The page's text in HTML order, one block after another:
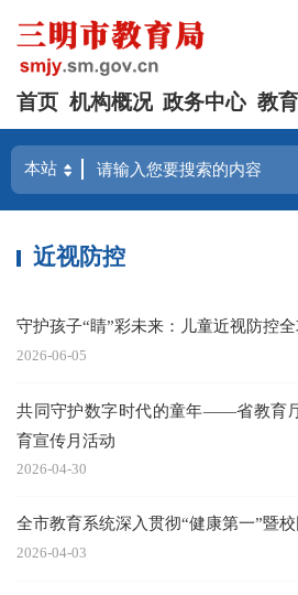
首页 机构概况 政务中心 教
近视防控
守护孩子“睛”彩未来：儿童近视防控
2026-06-05
共同守护数字时代的童年——省教育
育宣传月活动
2026-04-30
全市教育系统深入贯彻“健康第一”暨
2026-04-03